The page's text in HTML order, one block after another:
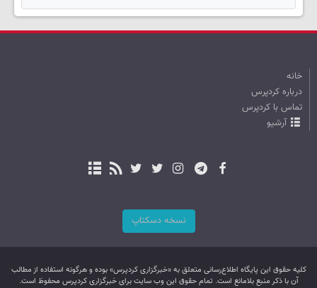
خانه
درباره کردپرس
تماس با کردپرس
آرشیو
نسخه دسکتاپ
کليه حقوق اين پایگاه اطلاع‌رسانی متعلق به «خبرگزاری کردپرس» بوده و هرگونه استفاده از مطالب
آن با ذکر منبع بلامانع است. تمام حقوق این وب سایت برای خبرگزاری کردپرس محفوظ است.